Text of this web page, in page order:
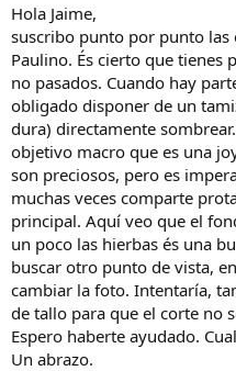
Hola Jaime,
suscribo punto por punto las
Paulino. És cierto que
no pasados. Cuando hay
obligado disponer de un
dura) directamente
objetivo macro que es una
son preciosos, pero es
muchas veces comparte
principal. Aquí veo que el
un poco las hierbas és una
buscar otro punto de vista,
cambiar la foto. Intentaría,
de tallo para que el corte no
Espero haberte ayudado.
Un abrazo.